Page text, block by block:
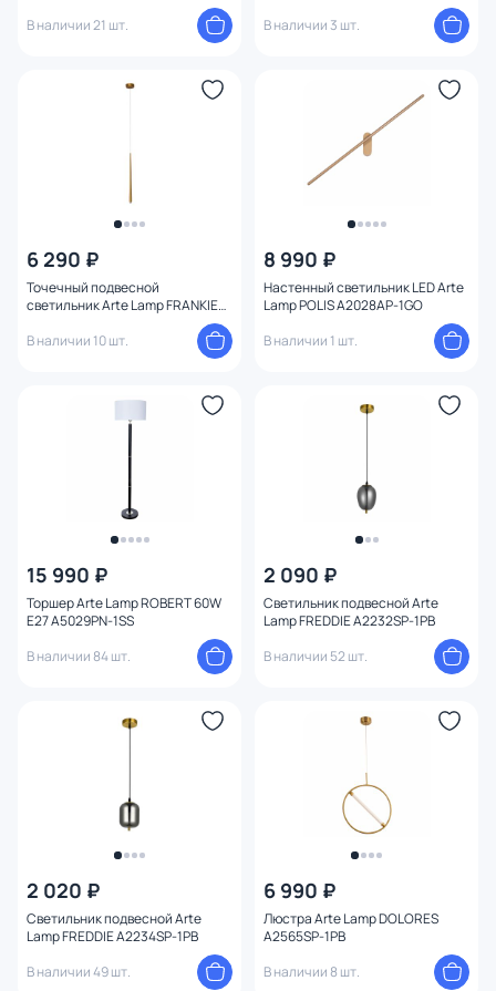
В наличии 21 шт.
В наличии 3 шт.
6 290 ₽
Точечный подвесной
светильник Arte Lamp FRANKIE
В наличии 10 шт.
8 990 ₽
Настенный светильник LED Arte
Lamp POLIS A2028AP-1GO
В наличии 1 шт.
15 990 ₽
Торшер Arte Lamp ROBERT 60W
E27 A5029PN-1SS
В наличии 84 шт.
2 090 ₽
Светильник подвесной Arte
Lamp FREDDIE A2232SP-1PB
В наличии 52 шт.
2 020 ₽
Светильник подвесной Arte
Lamp FREDDIE A2234SP-1PB
В наличии 49 шт.
6 990 ₽
Люстра Arte Lamp DOLORES
A2565SP-1PB
В наличии 8 шт.